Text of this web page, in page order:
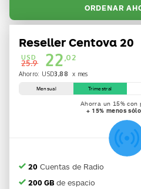
ORDENAR
Reseller Centova 20
25.9
USD 22 ,02
Ahorro: USD3,88 x mes
Mensual Trimestral
Ahorra un 15% con
+ 15% menos
20 Cuentas de Radio
200 GB de espacio